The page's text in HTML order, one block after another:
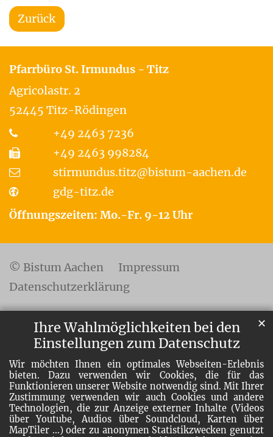
Ihre Wahlmöglichkeiten bei den
Einstellungen zum Datenschutz
Wir möchten Ihnen ein optimales Webseiten-Erlebnis
bieten. Dazu verwenden wir Cookies, die für das
Funktionieren unserer Website notwendig sind. Mit Ihrer
Zustimmung verwenden wir auch Cookies und andere
Technologien, die zur Anzeige externer Inhalte (Videos
über Youtube, Audios über Soundcloud, Karten über
MapTiler ...) oder zu anonymen Statistikzwecken genutzt
✕
Zurück
Pfarrbüro St. Irmundus - Titz
Agricolastr. 2
52445 Titz-Rödingen
+49 2463 7236
+49 2463 998284
stirmundus.titz@bistum-aachen.de
gdg-titz.de
Öffnungszeiten: Mo.-Fr. 9-12 Uhr
© Bistum Aachen
Impressum
Datenschutzerklärung